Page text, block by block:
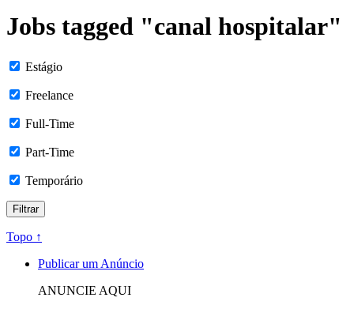
Jobs tagged "canal hospitalar"
Estágio
Freelance
Full-Time
Part-Time
Temporário
Topo ↑
Publicar um Anúncio
ANUNCIE AQUI